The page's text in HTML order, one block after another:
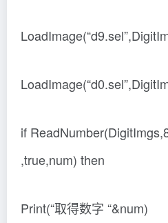
if
,true,num) then
Print(“取得数字 “&num)